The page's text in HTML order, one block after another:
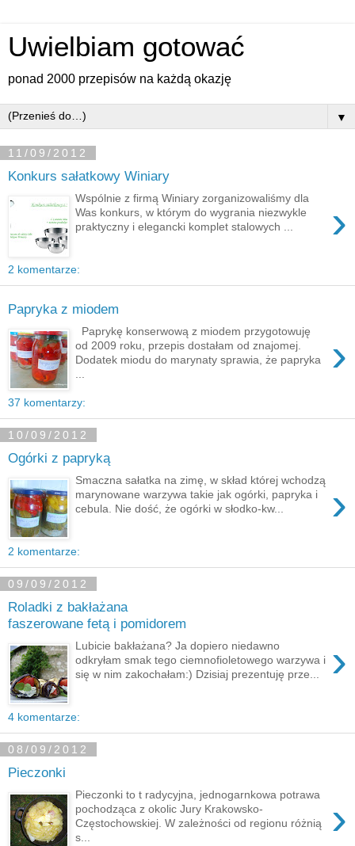
Uwielbiam gotować
ponad 2000 przepisów na każdą okazję
▼
11/09/2012
Konkurs sałatkowy Winiary
›
Wspólnie z firmą Winiary zorganizowaliśmy dla
Was konkurs, w którym do wygrania niezwykle
praktyczny i elegancki komplet stalowych ...
2 komentarze:
Papryka z miodem
›
Paprykę konserwową z miodem przygotowuję
od 2009 roku, przepis dostałam od znajomej.
Dodatek miodu do marynaty sprawia, że papryka
...
37 komentarzy:
10/09/2012
Ogórki z papryką
›
Smaczna sałatka na zimę, w skład której wchodzą
marynowane warzywa takie jak ogórki, papryka i
cebula. Nie dość, że ogórki w słodko-kw...
2 komentarze:
09/09/2012
Roladki z bakłażana
faszerowane fetą i pomidorem
›
Lubicie bakłażana? Ja dopiero niedawno
odkryłam smak tego ciemnofioletowego warzywa i
się w nim zakochałam:) Dzisiaj prezentuję prze...
4 komentarze:
08/09/2012
Pieczonki
›
Pieczonki to t radycyjna, jednogarnkowa potrawa
pochodząca z okolic Jury Krakowsko-
Częstochowskiej. W zależności od regionu różnią
s...